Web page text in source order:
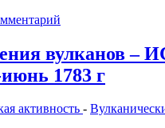
вулканов
1783 г
активность -